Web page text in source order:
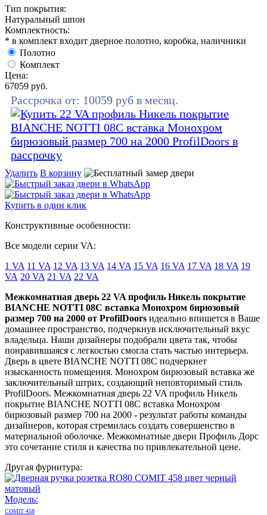
Тип покрытия:
Натуральный шпон
Комплектность:
* в комплект входит дверное полотно, коробка, наличники
Полотно
Комплект
Цена:
67059 руб.
Рассрочка от: 10059 руб в месяц.
Удалить В корзину
Купить в один клик
Конструктивные особенности:
Все модели серии VA:
1 VA 11 VA 12 VA 13 VA 14 VA 15 VA 16 VA 17 VA 18 VA 19
VA 20 VA 21 VA 22 VA
Межкомнатная дверь 22 VA профиль Никель покрытие
BIANCHE NOTTI 08C вставка Монохром бирюзовый
размер 700 на 2000 от ProfilDoors идеально впишется в Ваше
домашнее пространство, подчеркнув исключительный вкус
владельца. Наши дизайнеры подобрали цвета так, чтобы
понравившаяся с легкостью смогла стать частью интерьера.
Дверь в цвете BIANCHE NOTTI 08C подчеркнет
изысканность помещения. Монохром бирюзовый вставка же
заключительный штрих, создающий неповторимый стиль
ProfilDoors. Межкомнатная дверь 22 VA профиль Никель
покрытие BIANCHE NOTTI 08C вставка Монохром
бирюзовый размер 700 на 2000 - результат работы команды
дизайнеров, которая стремилась создать совершенство в
материальной оболочке. Межкомнатные двери Профиль Дорс
это сочетание стиля и качества по привлекательной цене.
Другая фурнитура:
Модель:
COMIT 458